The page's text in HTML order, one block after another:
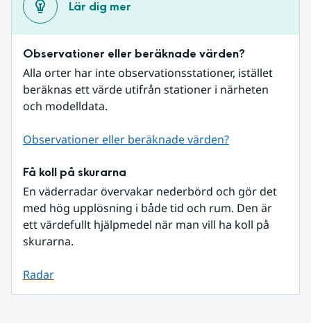
Lär dig mer
Observationer eller beräknade värden?
Alla orter har inte observationsstationer, istället
beräknas ett värde utifrån stationer i närheten
och modelldata.
Observationer eller beräknade värden?
Få koll på skurarna
En väderradar övervakar nederbörd och gör det
med hög upplösning i både tid och rum. Den är
ett värdefullt hjälpmedel när man vill ha koll på
skurarna.
Radar